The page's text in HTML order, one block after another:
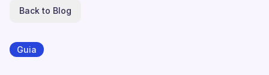
Back to Blog
Guia